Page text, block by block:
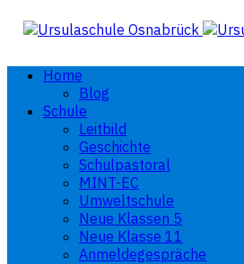
Home
Blog
Schule
Leitbild
Geschichte
Schulpastoral
MINT-EC
Umweltschule
Neue Klassen 5
Neue Klasse 11
Anmeldegespräche